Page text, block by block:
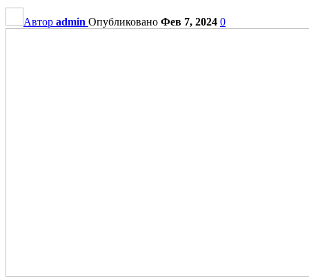
Автор admin Опубликовано Фев 7, 2024 0